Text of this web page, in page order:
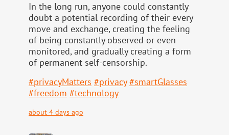
In the long run, anyone could constantly
doubt a potential recording of their every
move and exchange, creating the feeling
of being constantly observed or even
monitored, and gradually creating a form
of permanent self-censorship.
#privacyMatters #privacy #smartGlasses
#freedom #technology
about 4 days ago